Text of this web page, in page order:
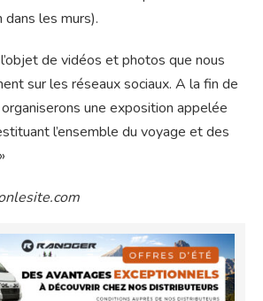
les murs).
de vidéos et photos que nous
sur les réseaux sociaux. A la fin de
une exposition appelée
l’ensemble du voyage et des